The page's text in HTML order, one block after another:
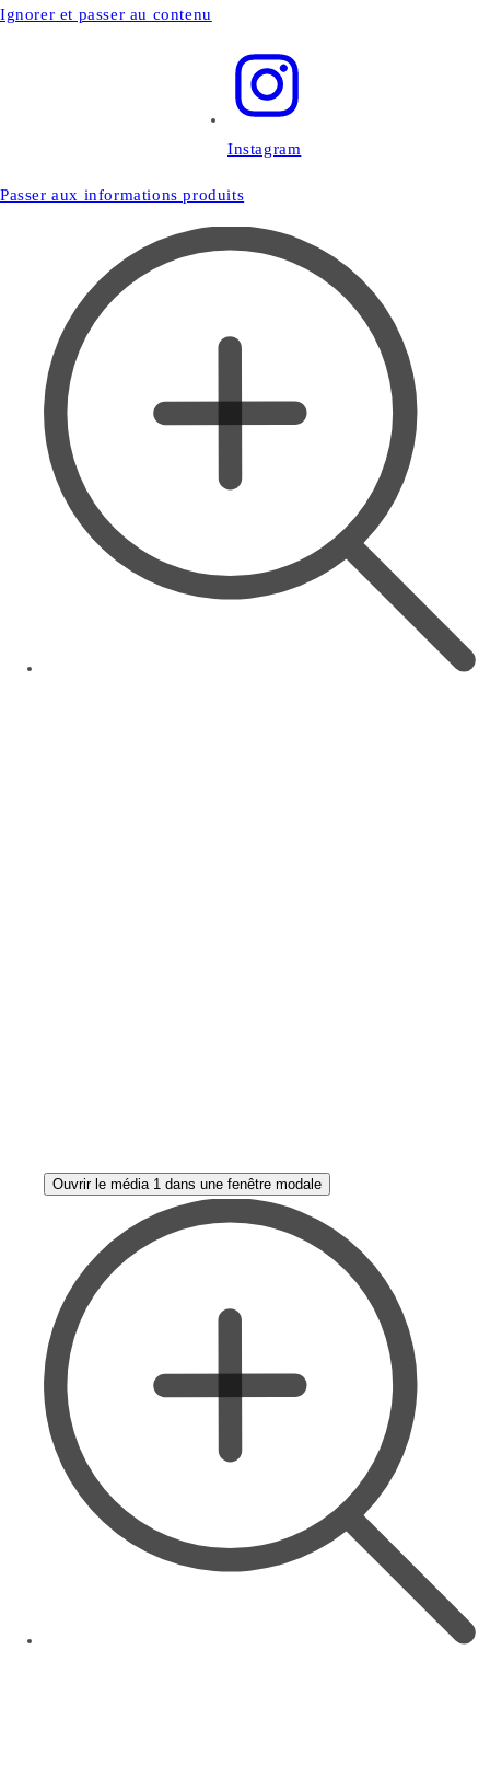
Ignorer et passer au contenu
Instagram
Passer aux informations produits
Ouvrir le média 1 dans une fenêtre modale